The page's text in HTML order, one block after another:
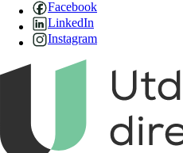
Facebook
LinkedIn
Instagram